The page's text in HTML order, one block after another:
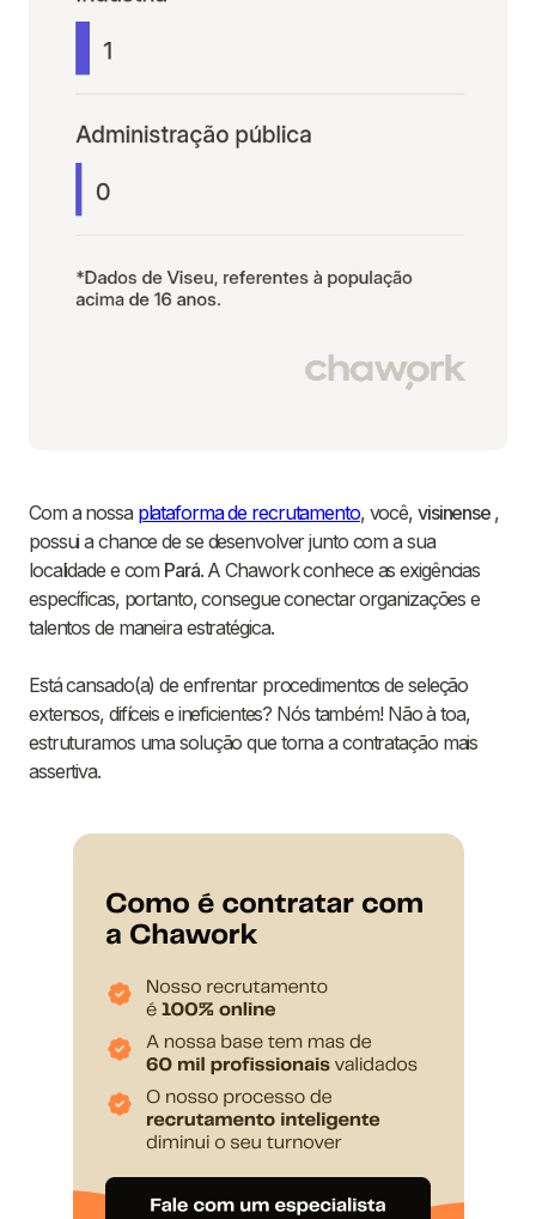
Com a nossa plataforma de recrutamento, você, visinense ,
possui a chance de se desenvolver junto com a sua
localidade e com Pará. A Chawork conhece as exigências
específicas, portanto, consegue conectar organizações e
talentos de maneira estratégica.
Está cansado(a) de enfrentar procedimentos de seleção
extensos, difíceis e ineficientes? Nós também! Não à toa,
estruturamos uma solução que torna a contratação mais
assertiva.